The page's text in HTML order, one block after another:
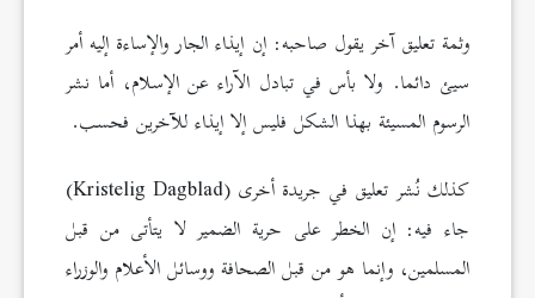
وثمة تعليق آخر يقول صاحبه: إن إيذاء الجار والإساءة إليه أمر
سيئ دائما. ولا بأس في تبادل الآراء عن الإسلام، أما نشر
الرسوم المسيئة بهذا الشكل فليس إلا إيذاء للآخرين فحسب.
كذلك نُشر تعليق في جريدة أخرى (Kristelig Dagblad)
جاء فيه: إن الخطر على حرية الضمير لا يتأتى من قبل
المسلمين، وإنما هو من قبل الصحافة ووسائل الأعلام والوزراء